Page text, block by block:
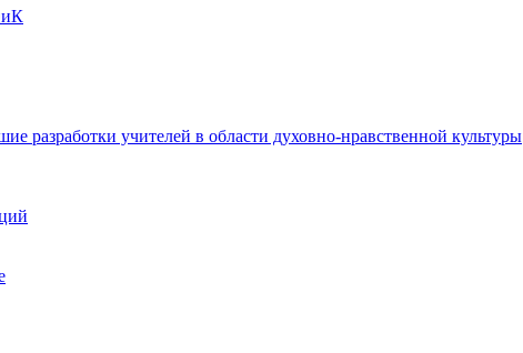
разработки учителей в области духовно-нравственной культуры